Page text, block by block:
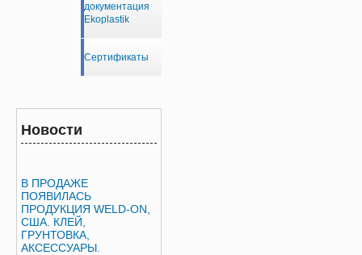
документация
Ekoplastik
Сертификаты
Новости
В ПРОДАЖЕ
ПОЯВИЛАСЬ
ПРОДУКЦИЯ WELD-ON,
США. КЛЕЙ,
ГРУНТОВКА,
АКСЕССУАРЫ.